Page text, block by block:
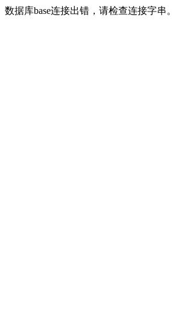
数据库base连接出错，请检查连接字串。